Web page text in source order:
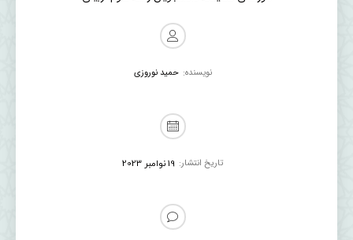
نویسنده: حمید نوروزی
تاریخ انتشار: 19 نوامبر 2023